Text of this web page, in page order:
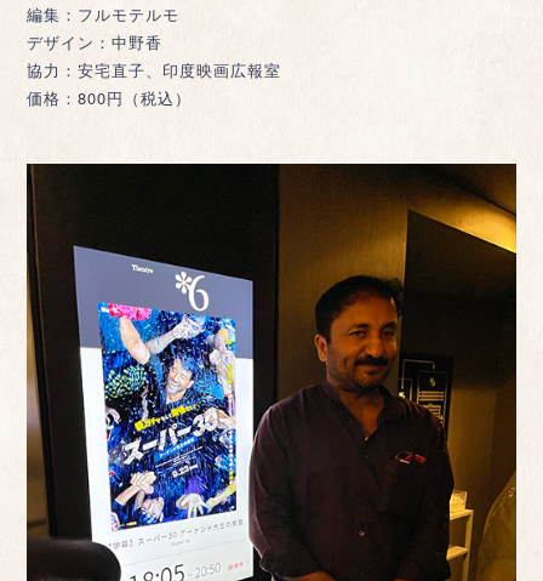
編集：フルモテルモ
デザイン：中野香
協力：安宅直子、印度映画広報室
価格：800円（税込）